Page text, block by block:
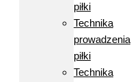
piłki
Technika
prowadzenia
piłki
Technika